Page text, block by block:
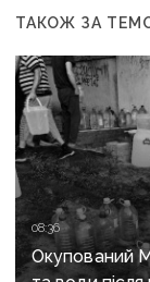
ТАКОЖ ЗА
08:36
Окупований